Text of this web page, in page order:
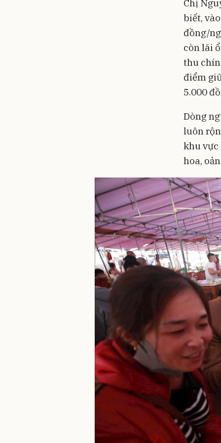
Chị
biết,
đồng/
còn lãi
thu
điểm
5.000
Dòng
luôn
khu vực
hoa,